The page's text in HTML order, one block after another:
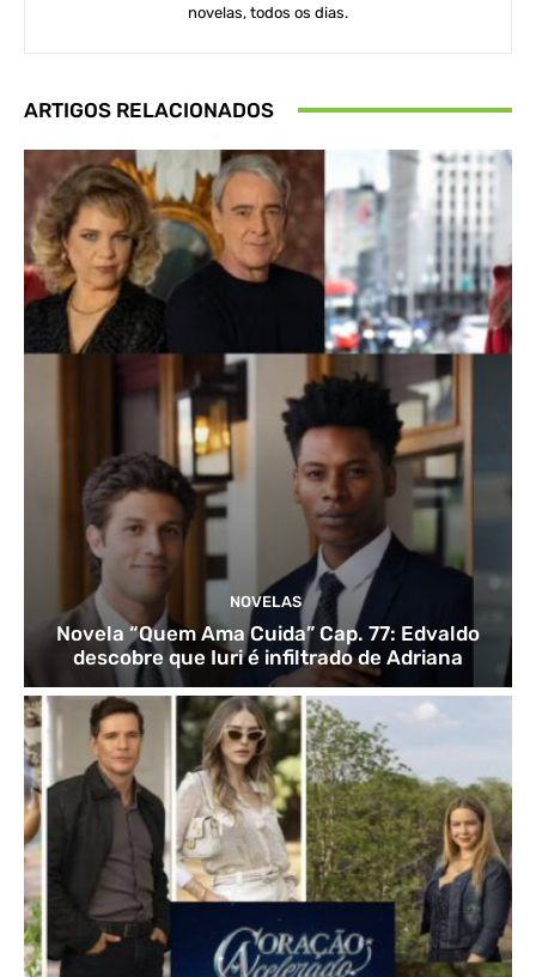
novelas, todos os dias.
ARTIGOS RELACIONADOS
NOVELAS
Novela “Quem Ama Cuida” Cap. 77: Edvaldo
descobre que Iuri é infiltrado de Adriana